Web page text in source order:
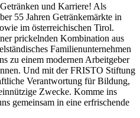
und Karriere! Als
55 Jahren Getränkemärkte in
im österreichischen Tirol.
prickelnden Kombination aus
Familienunternehmen
zu einem modernen Arbeitgeber
Und mit der FRISTO Stiftung
Verantwortung für Bildung,
Zwecke. Komme ins
gemeinsam in eine erfrischende